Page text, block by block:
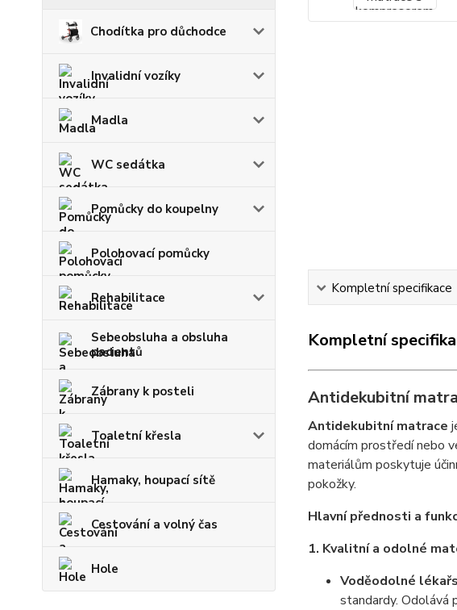
Chodítka pro důchodce
Invalidní vozíky
Madla
WC sedátka
Pomůcky do koupelny
Polohovací pomůcky
Rehabilitace
Sebeobsluha a obsluha
pacientů
Zábrany k posteli
Toaletní křesla
Hamaky, houpací sítě
Cestování a volný čas
Hole
Kompletní specifikace
Kompletní
Antidekubitní
Antidekubitní matrace
domácím prostředí nebo
materiálům poskytuje
pokožky.
Hlavní přednosti a
1. Kvalitní a odolné
Voděodolné
standardy. Odolává